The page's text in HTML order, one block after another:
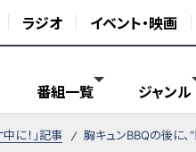
ラジオ イベント・映画
番組一覧 ジャンル
に！」記事 胸キュンBBQの後に、